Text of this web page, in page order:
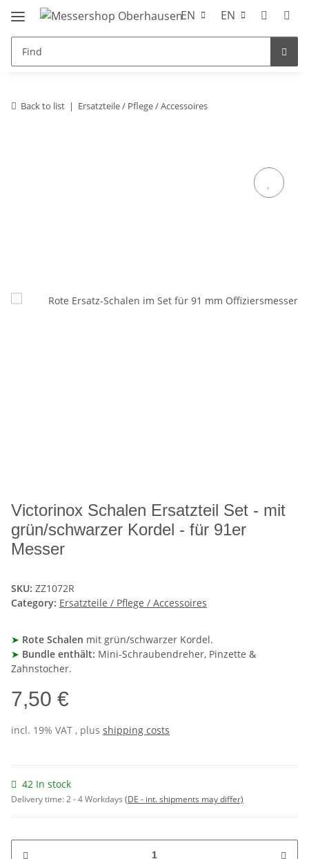
EN EN
Back to list Ersatzteile / Pflege / Accessoires
Victorinox Schalen Ersatzteil Set - mit
grün/schwarzer Kordel - für 91er
Messer
SKU: ZZ1072R
Category: Ersatzteile / Pflege / Accessoires
➤ Rote Schalen mit grün/schwarzer Kordel.
➤ Bundle enthält: Mini-Schraubendreher, Pinzette &
Zahnstocher.
7,50 €
incl. 19% VAT , plus shipping costs
42 In stock
Delivery time:2 - 4 Workdays (DE - int. shipments may differ)